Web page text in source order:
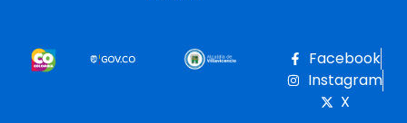
Facebook
Instagram
X